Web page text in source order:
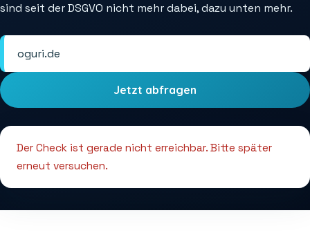
sind seit der DSGVO nicht mehr dabei, dazu unten mehr.
Jetzt abfragen
Der Check ist gerade nicht erreichbar. Bitte später
erneut versuchen.